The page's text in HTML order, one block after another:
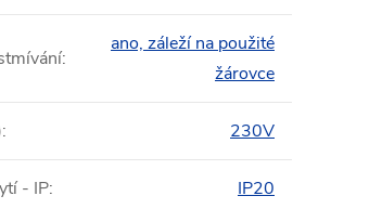
:
ano, záleží na použité
žárovce
: 230V
- IP: IP20